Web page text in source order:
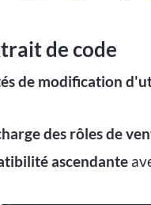
de code
de modification
des rôles de
ascendante